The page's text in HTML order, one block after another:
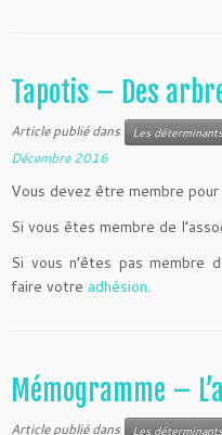
Tapotis – Des
Article publié dans Les
Décembre 2016
Vous devez être membre
Si vous êtes membre de
Si vous n’êtes pas membre
faire votre adhésion.
Mémogramme –
Article publié dans Les